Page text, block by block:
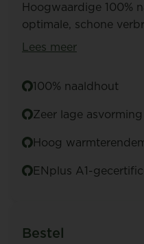
Hoogwaardige 100%
optimale, schone
Lees meer
100% naaldhout
Zeer lage asvorming
Hoog
ENplus A1-
Bestel